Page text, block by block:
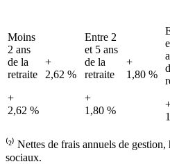
Moins
2 ans
de la
retraite
+
2,62 %
+
2,62 %
Entre 2
et 5 ans
de la
retraite
+
1,80 %
+
1,80 %
⁽²⁾ Nettes de frais annuels de
sociaux.